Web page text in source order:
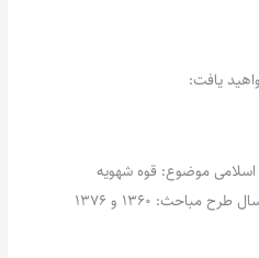
یافت:
اخلاق اسلامی موضوع: قوه شهویه
مباحث: 1360 و 1376